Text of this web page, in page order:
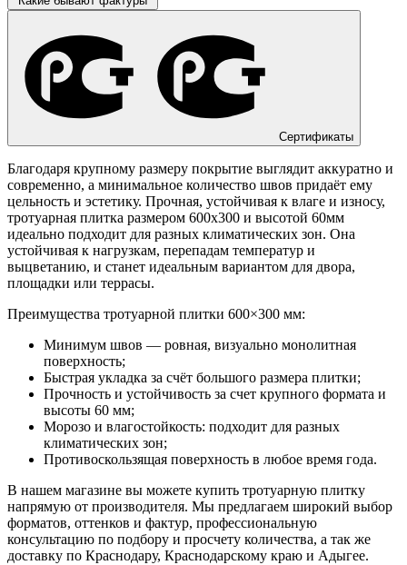
Сертификаты
Благодаря крупному размеру покрытие выглядит аккуратно и
современно, а минимальное количество швов придаёт ему
цельность и эстетику. Прочная, устойчивая к влаге и износу,
тротуарная плитка размером 600х300 и высотой 60мм
идеально подходит для разных климатических зон. Она
устойчивая к нагрузкам, перепадам температур и
выцветанию, и станет идеальным вариантом для двора,
площадки или террасы.
Преимущества тротуарной плитки 600×300 мм:
Минимум швов — ровная, визуально монолитная
поверхность;
Быстрая укладка за счёт большого размера плитки;
Прочность и устойчивость за счет крупного формата и
высоты 60 мм;
Морозо и влагостойкость: подходит для разных
климатических зон;
Противоскользящая поверхность в любое время года.
В нашем магазине вы можете купить тротуарную плитку
напрямую от производителя. Мы предлагаем широкий выбор
форматов, оттенков и фактур, профессиональную
консультацию по подбору и просчету количества, а так же
доставку по Краснодару, Краснодарскому краю и Адыгее.